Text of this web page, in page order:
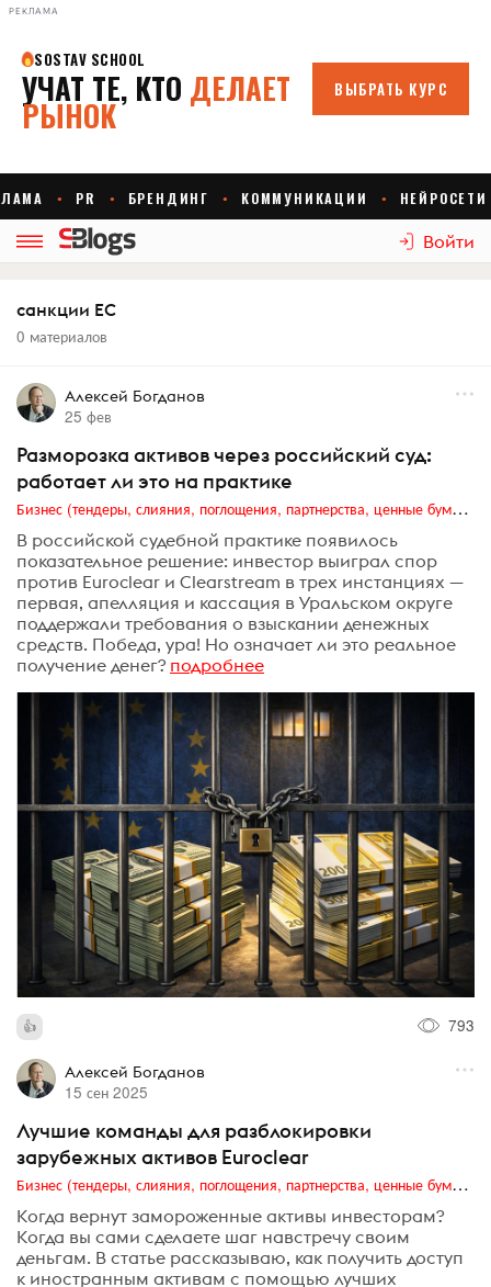
РЕКЛАМА
Войти
санкции ЕС
0 материалов
Алексей Богданов
25 фев
Разморозка активов через российский суд:
работает ли это на практике
Бизнес (тендеры, слияния, поглощения, партнерства, ценные бумаги, акционеры, финансы и отчетность)
В российской судебной практике появилось
показательное решение: инвестор выиграл спор
против Euroclear и Clearstream в трех инстанциях —
первая, апелляция и кассация в Уральском округе
поддержали требования о взыскании денежных
средств. Победа, ура! Но означает ли это реальное
получение денег? подробнее
793
Алексей Богданов
15 сен 2025
Лучшие команды для разблокировки
зарубежных активов Euroclear
Бизнес (тендеры, слияния, поглощения, партнерства, ценные бумаги, акционеры, финансы и отчетность)
Когда вернут замороженные активы инвесторам?
Когда вы сами сделаете шаг навстречу своим
деньгам. В статье рассказываю, как получить доступ
к иностранным активам с помощью лучших